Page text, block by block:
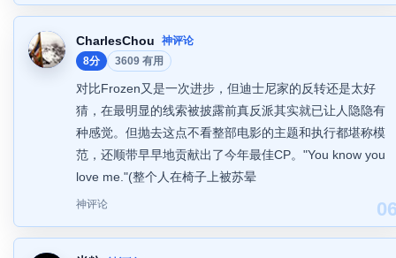
CharlesChou
神评论
8分
3609 有用
对比Frozen又是一次进步，但迪士尼家的反转还是太好
猜，在最明显的线索被披露前真反派其实就已让人隐隐有
种感觉。但抛去这点不看整部电影的主题和执行都堪称模
范，还顺带早早地贡献出了今年最佳CP。"You know you
love me."(整个人在椅子上被苏晕
神评论